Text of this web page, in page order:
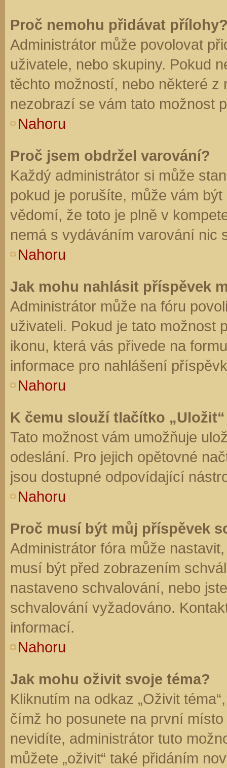
Proč nemohu přidávat
Administrátor může povolovat
uživatele, nebo skupiny. Pokud
těchto možností, nebo některé z
nezobrazí se vám tato možnost
Nahoru
Proč jsem obdržel varování?
Každý administrátor si může
pokud je porušíte, může vám
vědomí, že toto je plně v
nemá s vydáváním varování nic
Nahoru
Jak mohu nahlásit příspěvek
Administrátor může na fóru
uživateli. Pokud je tato možnost
ikonu, která vás přivede na
informace pro nahlášení
Nahoru
K čemu slouží tlačítko
Tato možnost vám umožňuje
odeslání. Pro jejich opětovné
jsou dostupné odpovídající
Nahoru
Proč musí být můj příspěvek
Administrátor fóra může
musí být před zobrazením
nastaveno schvalování, nebo
schvalování vyžadováno.
informací.
Nahoru
Jak mohu oživit svoje téma?
Kliknutím na odkaz „Oživit
čímž ho posunete na první
nevidíte, administrátor tuto
můžete „oživit“ také přidáním